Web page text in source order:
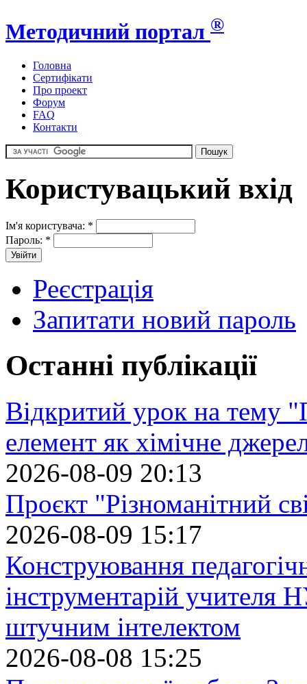
Методичний портал ®
Головна
Сертифікати
Про проект
Форум
FAQ
Контакти
Користувацький вхід
Ім'я користувача: *
Пароль: *
Реєстрація
Запитати новий пароль
Останні публікації
Відкритий урок на тему
елемент як хімічне
2026-08-09 20:13
Проєкт "Різноманітний
2026-08-09 15:17
Конструювання
інструментарій учителя
штучним інтелектом
2026-08-08 15:25